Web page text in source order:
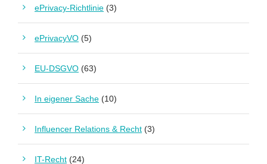
ePrivacy-Richtlinie (3)
ePrivacyVO (5)
EU-DSGVO (63)
In eigener Sache (10)
Influencer Relations & Recht (3)
IT-Recht (24)